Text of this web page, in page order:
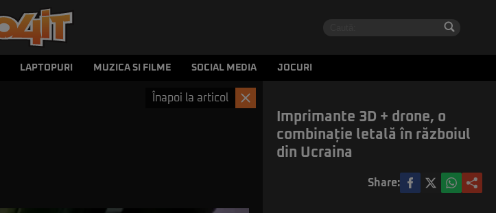
LAPTOPURI MUZICA SI FILME SOCIAL MEDIA JOCURI
Înapoi la articol
Imprimante 3D + drone, o
combinație letală în războiul
din Ucraina
Share: